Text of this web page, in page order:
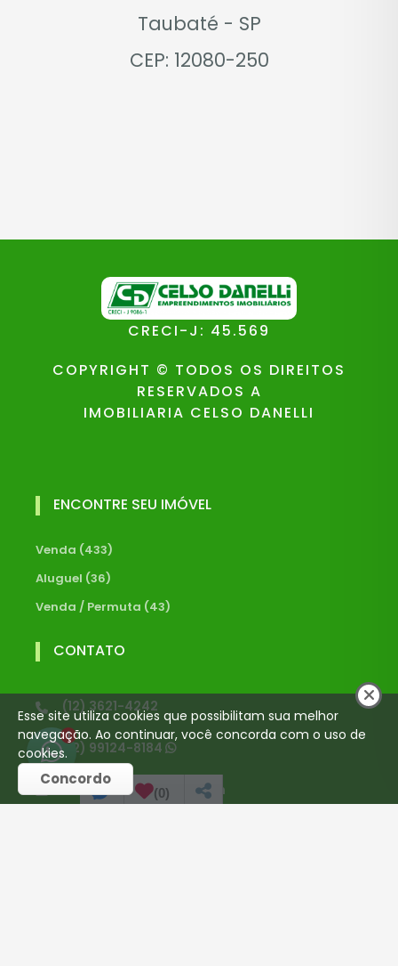
Taubaté - SP
CEP: 12080-250
CRECI-J: 45.569
COPYRIGHT © TODOS OS DIREITOS
RESERVADOS A
IMOBILIARIA CELSO DANELLI
ENCONTRE SEU IMÓVEL
Venda (433)
Aluguel (36)
Venda / Permuta (43)
CONTATO
(12) 3621-4242
(12) 99124-8184
celsodanelli@gmail.com
1
(0)
Esse site utiliza cookies que possibilitam sua melhor
navegação. Ao continuar, você concorda com o uso de
cookies.
Concordo